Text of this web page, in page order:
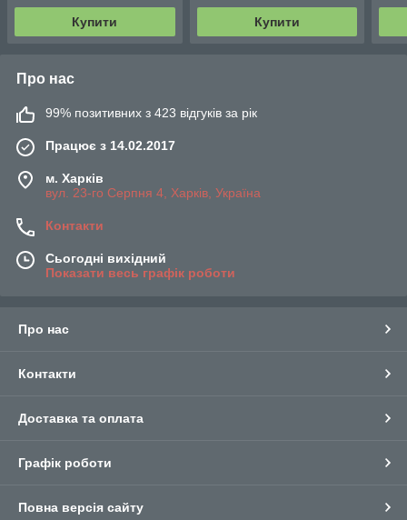
Купити Купити
Про нас
99% позитивних з 423 відгуків за рік
Працює з 14.02.2017
м. Харків
вул. 23-го Серпня 4, Харків, Україна
Контакти
Сьогодні вихідний
Показати весь графік роботи
Про нас
Контакти
Доставка та оплата
Графік роботи
Повна версія сайту